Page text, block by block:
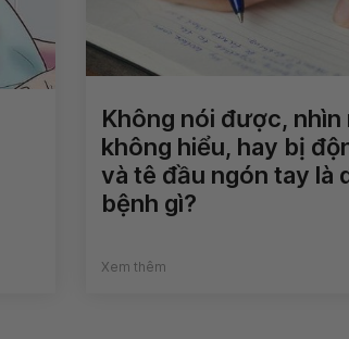
Không nói được,
không hiểu, hay bị
và tê đầu ngón tay là
bệnh gì?
Xem thêm